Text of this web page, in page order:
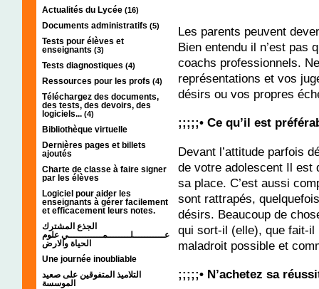
Actualités du Lycée (16)
Documents administratifs (5)
Tests pour élèves et
enseignants (3)
Tests diagnostiques (4)
Ressources pour les profs (4)
Téléchargez des documents,
des tests, des devoirs, des
logiciels... (4)
Bibliothèque virtuelle
Dernières pages et billets
ajoutés
Charte de classe à faire signer
par les élèves
Logiciel pour aider les
enseignants à gérer facilement
et efficacement leurs notes.
الجذع المشترك
عـــــــــــلــــــــمــــــــــــي علوم
الحياة والارض
Une journée inoubliable
التلاميذ المتفوقين على صعيد
الموسسة
Les parents peuvent
Bien entendu il n’est pas
coachs professionnels.
représentations et vos
désirs ou vos propres
;;;;;• Ce qu’il est
Devant l’attitude parfois
de votre adolescent Il est
sa place. C’est aussi
sont rattrapés,
désirs. Beaucoup de
qui sort-il (elle), que fait-
maladroit possible et
;;;;;• N’achetez sa